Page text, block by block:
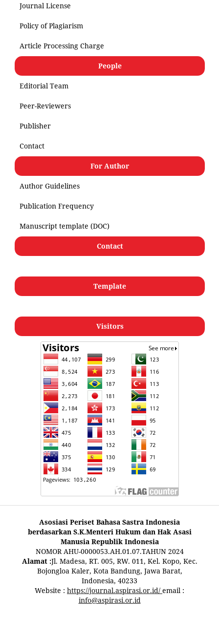
Journal License
Policy of Plagiarism
Article Processing Charge
People
Editorial Team
Peer-Reviewers
Publisher
Contact
For Author
Author Guidelines
Publication Frequency
Manuscript template (DOC)
Contact
Template
Visitors
Asosiasi Periset Bahasa Sastra Indonesia
berdasarkan S.K.Menteri Hukum dan Hak Asasi
Manusia Republik Indonesia
NOMOR AHU-0000053.AH.01.07.TAHUN 2024
Alamat :Jl. Madesa, RT. 005, RW. 011, Kel. Kopo, Kec.
Bojongloa Kaler, Kota Bandung, Jawa Barat,
Indonesia, 40233
Website : https://journal.aspirasi.or.id/ email :
info@aspirasi.or.id